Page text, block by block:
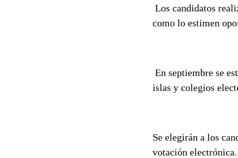
Los candidatos
como lo estimen
En septiembre se
islas y colegios
Se elegirán a los
votación